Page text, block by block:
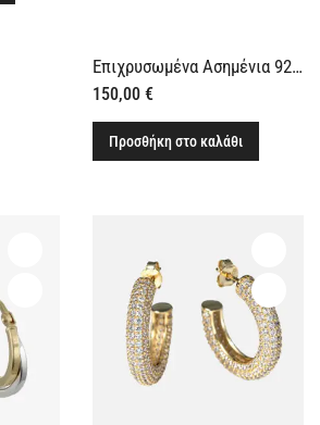
Επιχρυσωμένα Ασημένια 925 Σκουλαρίκια Κρικάκια με Διάτρητο Σχέδιο
150,00 €
Προσθήκη στο καλάθι